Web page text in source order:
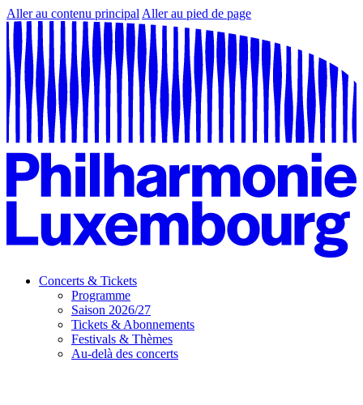
Aller au contenu principal Aller au pied de page
Concerts & Tickets
Programme
Saison 2026/27
Tickets & Abonnements
Festivals & Thèmes
Au-delà des concerts